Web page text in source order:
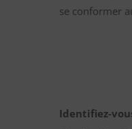
se conformer
Identifiez-